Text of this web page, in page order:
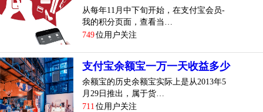
从每年11月中下旬开始，在支付宝会员-
我的积分页面，查看当…
749位用户关注
支付宝余额宝一万一天收益多少
余额宝的历史余额宝实际上是从2013年5
月29日推出，属于货…
711 位用户关注